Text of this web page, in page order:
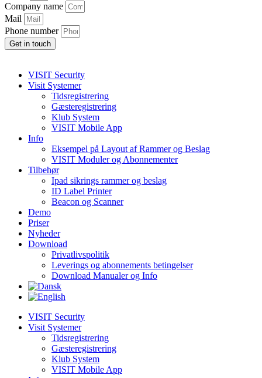
Company name
Mail
Phone number
Get in touch
VISIT Security
Visit Systemer
Tidsregistrering
Gæsteregistrering
Klub System
VISIT Mobile App
Info
Eksempel på Layout af Rammer og Beslag
VISIT Moduler og Abonnementer
Tilbehør
Ipad sikrings rammer og beslag
ID Label Printer
Beacon og Scanner
Demo
Priser
Nyheder
Download
Privatlivspolitik
Leverings og abonnements betingelser
Download Manualer og Info
VISIT Security
Visit Systemer
Tidsregistrering
Gæsteregistrering
Klub System
VISIT Mobile App